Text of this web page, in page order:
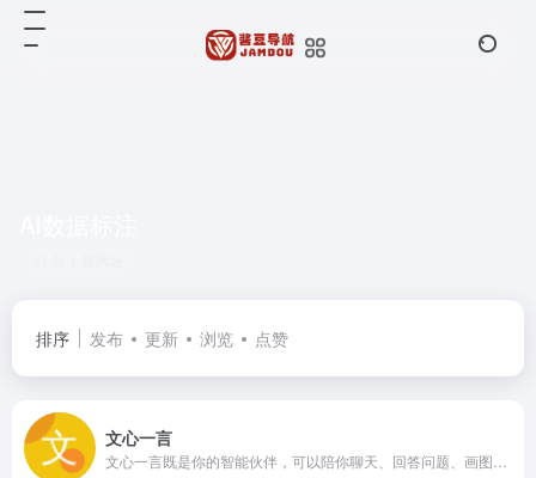
排序 发布 更新 浏览 点赞
文心一言